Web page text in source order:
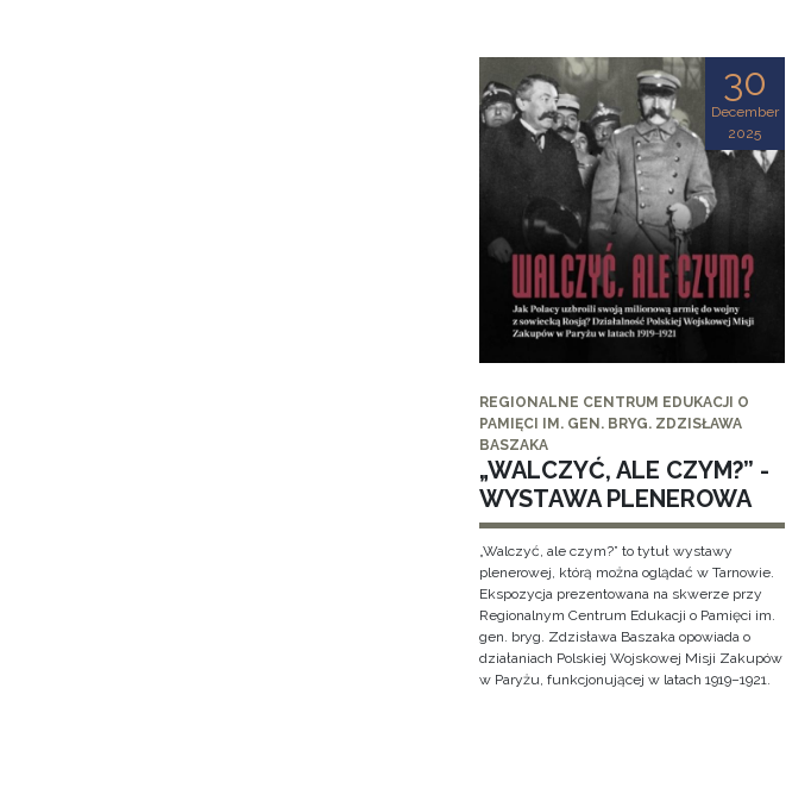
30
December
2025
REGIONALNE CENTRUM EDUKACJI O
PAMIĘCI IM. GEN. BRYG. ZDZISŁAWA
BASZAKA
„WALCZYĆ, ALE CZYM?” -
WYSTAWA PLENEROWA
„Walczyć, ale czym?” to tytuł wystawy
plenerowej, którą można oglądać w Tarnowie.
Ekspozycja prezentowana na skwerze przy
Regionalnym Centrum Edukacji o Pamięci im.
gen. bryg. Zdzisława Baszaka opowiada o
działaniach Polskiej Wojskowej Misji Zakupów
w Paryżu, funkcjonującej w latach 1919–1921.